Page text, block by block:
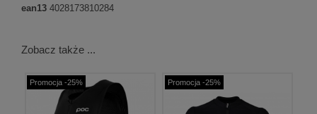
ean13 4028173810284
Zobacz także ...
Promocja -25% Promocja -25%